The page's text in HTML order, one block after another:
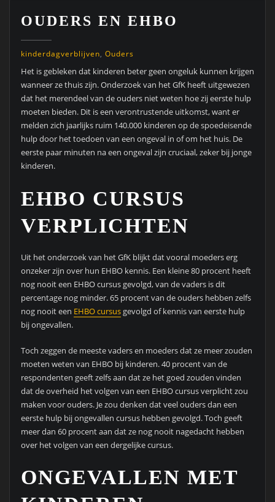
OUDERS EN EHBO
kinderdagverblijven, Ouders
Het is gebleken dat kinderen beter geen ongeluk kunnen krijgen
wanneer ze thuis zijn. Onderzoek van het GfK heeft uitgewezen
dat het merendeel van de ouders niet weten hoe zij eerste hulp
moeten bieden. Dit is een verontrustende uitkomst, want er
melden zich jaarlijks ruim 140.000 kinderen op de spoedeisende
hulp door het toedoen van een ongeval in of om het huis. De
eerste paar minuten na een ongeval zijn cruciaal, zeker bij jonge
kinderen.
EHBO CURSUS
VERPLICHTEN
Uit het onderzoek van het GfK blijkt dat vooral moeders erg
onzeker zijn over hun EHBO kennis. Een kleine 80 procent heeft
nog nooit een EHBO cursus gevolgd, van de vaders is dit
percentage nog minder. 65 procent van de ouders hebben zelfs
nog nooit een EHBO cursusgevolgd of kennis van eerste hulp
bij ongevallen.
Toch zeggen de meeste vaders en moeders dat ze meer zouden
moeten weten van EHBO bij kinderen. 40 procent van de
respondenten geeft zelfs aan dat ze het goed zouden vinden
dat de overheid het volgen van een EHBO cursus verplicht zou
maken voor ouders. Je zou denken dat veel ouders dan een
eerste hulp bij ongevallen cursus hebben gevolgd. Toch geeft
meer dan 60 procent aan dat ze nog nooit nagedacht hebben
over het volgen van een dergelijke cursus.
ONGEVALLEN MET